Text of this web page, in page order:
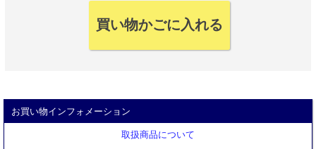
お買い物インフォメーション
取扱商品について